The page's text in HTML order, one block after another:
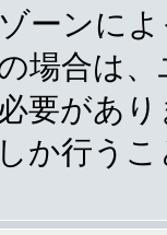
ーンに
場合は
要があ
か行う